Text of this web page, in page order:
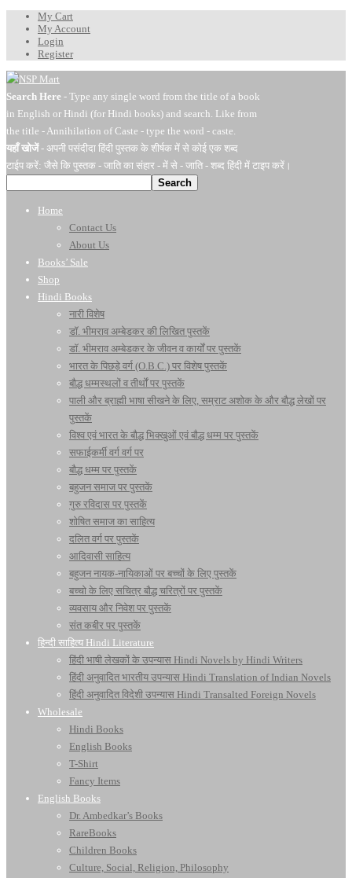
My Cart
My Account
Login
Register
Search Here - Type any single word from the title of a book
in English or Hindi (for Hindi books) and search. Like from
the title - Annihilation of Caste - type the word - caste.
यहाँ खोजें- अपनी पसंदीदा हिंदी पुस्तक के शीर्षक में से कोई एक शब्द
टाईप करें: जैसे कि पुस्तक - जाति का संहार - में से - जाति - शब्द हिंदी में टाइप करें।
Search
Home
Contact Us
About Us
Books’ Sale
Shop
Hindi Books
नारी विशेष
डॉ. भीमराव अम्बेडकर की लिखित पुस्तकें
डॉ. भीमराव अम्बेडकर के जीवन व कार्यों पर पुस्तकें
भारत के पिछड़े वर्ग (O.B.C.) पर विशेष पुस्तकें
बौद्ध धम्मस्थलों व तीर्थों पर पुस्तकें
पाली और ब्राह्मी भाषा सीखने के लिए, सम्राट अशोक के और बौद्ध लेखों पर
पुस्तकें
विश्व एवं भारत के बौद्ध भिक्खुओं एवं बौद्ध धम्म पर पुस्तकें
सफाईकर्मी वर्ग वर्ग पर
बौद्ध धम्म पर पुस्तकें
बहुजन समाज पर पुस्तकें
गुरु रविदास पर पुस्तकें
शोषित समाज का साहित्य
दलित वर्ग पर पुस्तकें
आदिवासी साहित्य
बहुजन नायक-नायिकाओं पर बच्चों के लिए पुस्तकें
बच्चो के लिए सचित्र बौद्ध चरित्रों पर पुस्तकें
व्यवसाय और निवेश पर पुस्तकें
संत कबीर पर पुस्तकें
हिन्दी साहित्य Hindi Literature
हिंदी भाषी लेखकों के उपन्यास Hindi Novels by Hindi Writers
हिंदी अनुवादित भारतीय उपन्यास Hindi Translation of Indian Novels
हिंदी अनुवादित विदेशी उपन्यास Hindi Transalted Foreign Novels
Wholesale
Hindi Books
English Books
T-Shirt
Fancy Items
English Books
Dr. Ambedkar’s Books
RareBooks
Children Books
Culture, Social, Religion, Philosophy